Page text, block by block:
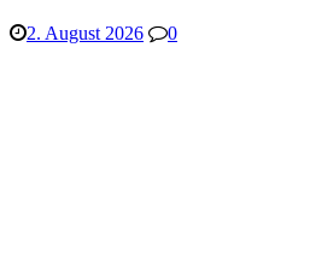
2. August 2026 0